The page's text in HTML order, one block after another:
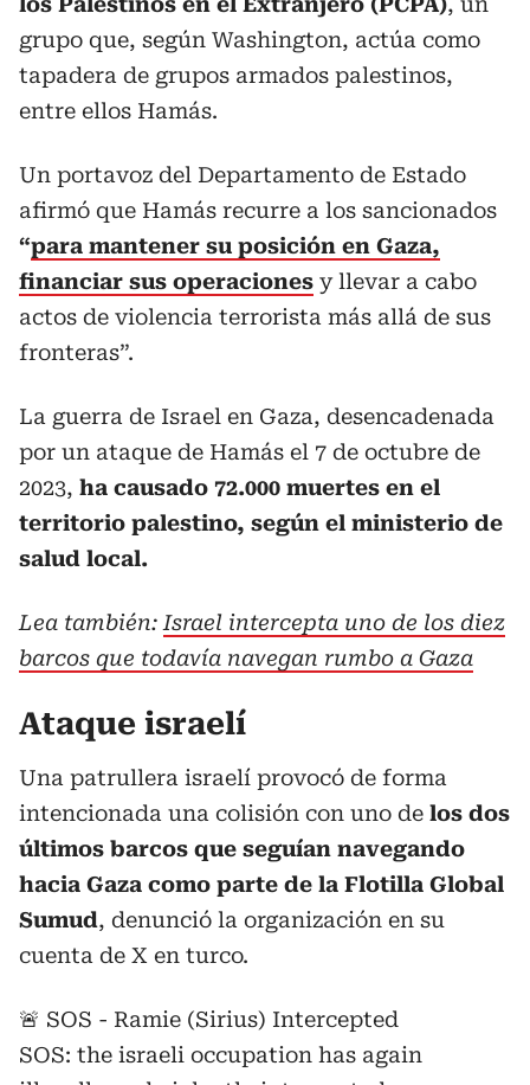
grupo que, según Washington, actúa como
tapadera de grupos armados palestinos,
entre ellos Hamás.
Un portavoz del Departamento de Estado
afirmó que Hamás recurre a los sancionados
“para mantener su posición en Gaza,
financiar sus operaciones y llevar a cabo
actos de violencia terrorista más allá de sus
fronteras”.
La guerra de Israel en Gaza, desencadenada
por un ataque de Hamás el 7 de octubre de
2023, ha causado 72.000 muertes en el
territorio palestino, según el ministerio de
salud local.
Lea también: Israel intercepta uno de los diez
barcos que todavía navegan rumbo a Gaza
Ataque israelí
Una patrullera israelí provocó de forma
intencionada una colisión con uno de los dos
últimos barcos que seguían navegando
hacia Gaza como parte de la Flotilla Global
Sumud, denunció la organización en su
cuenta de X en turco.
🚨 SOS - Ramie (Sirius) Intercepted
SOS: the israeli occupation has again